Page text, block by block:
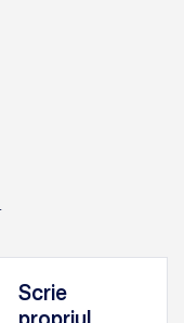
Scrie